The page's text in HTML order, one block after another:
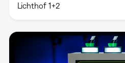
Lichthof 1+2